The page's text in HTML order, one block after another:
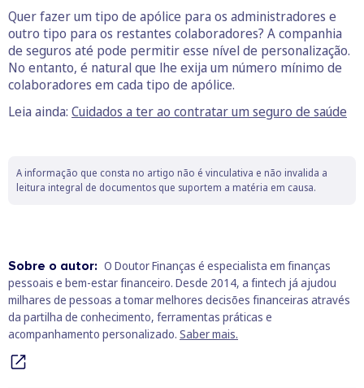
Quer fazer um tipo de apólice para os administradores e
outro tipo para os restantes colaboradores? A companhia
de seguros até pode permitir esse nível de personalização.
No entanto, é natural que lhe exija um número mínimo de
colaboradores em cada tipo de apólice.
Leia ainda: Cuidados a ter ao contratar um seguro de saúde
A informação que consta no artigo não é vinculativa e não invalida a
leitura integral de documentos que suportem a matéria em causa.
Sobre o autor: O Doutor Finanças é especialista em finanças
pessoais e bem‑estar financeiro. Desde 2014, a fintech já ajudou
milhares de pessoas a tomar melhores decisões financeiras através
da partilha de conhecimento, ferramentas práticas e
acompanhamento personalizado. Saber mais.